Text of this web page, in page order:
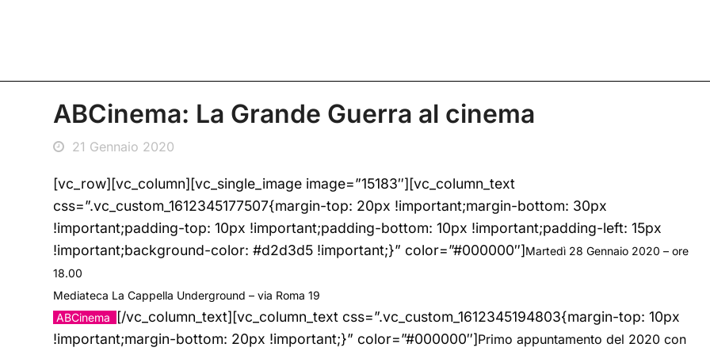
ABCinema: La Grande Guerra al cinema
21 Gennaio 2020
[vc_row][vc_column][vc_single_image image=”15183″][vc_column_text
css=”.vc_custom_1612345177507{margin-top: 20px !important;margin-bottom: 30px
!important;padding-top: 10px !important;padding-bottom: 10px !important;padding-left: 15px
!important;background-color: #d2d3d5 !important;}” color=”#000000″]Martedì 28 Gennaio 2020 – ore
18.00
Mediateca La Cappella Underground – via Roma 19
ABCinema
[/vc_column_text][vc_column_text css=”.vc_custom_1612345194803{margin-top: 10px
!important;margin-bottom: 20px !important;}” color=”#000000″]Primo appuntamento del 2020 con